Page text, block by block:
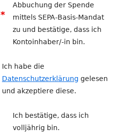
*
Abbuchung der Spende
mittels SEPA-Basis-Mandat
zu und bestätige, dass ich
Kontoinhaber/-in bin.
Ich habe die
Datenschutzerklärung gelesen
und akzeptiere diese.
Ich bestätige, dass ich
volljährig bin.